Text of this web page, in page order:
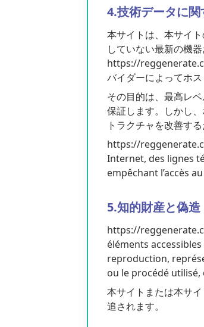
4.技術データに
本サイトは、本サイ
していない最新の機
https://
バイダーによってホス
その目的は、最高レ
保証します。しかし
トラクチャを改善す
https://
Internet, des lignes
empêchant l’accès
5.知的財産と偽造
https://
éléments
reproduction,
ou le procédé
本サイトまたは本サ
追されます。